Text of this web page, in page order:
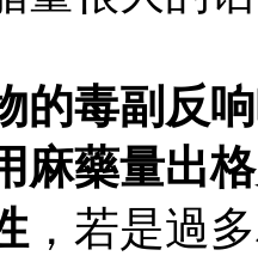
的毒副反响
麻藥量出
，若是過